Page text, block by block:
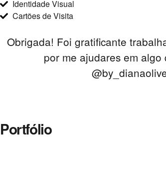
Identidade Visual
Cartões de Visita
Obrigada! Foi gratificante
por me ajudares em
Portfólio